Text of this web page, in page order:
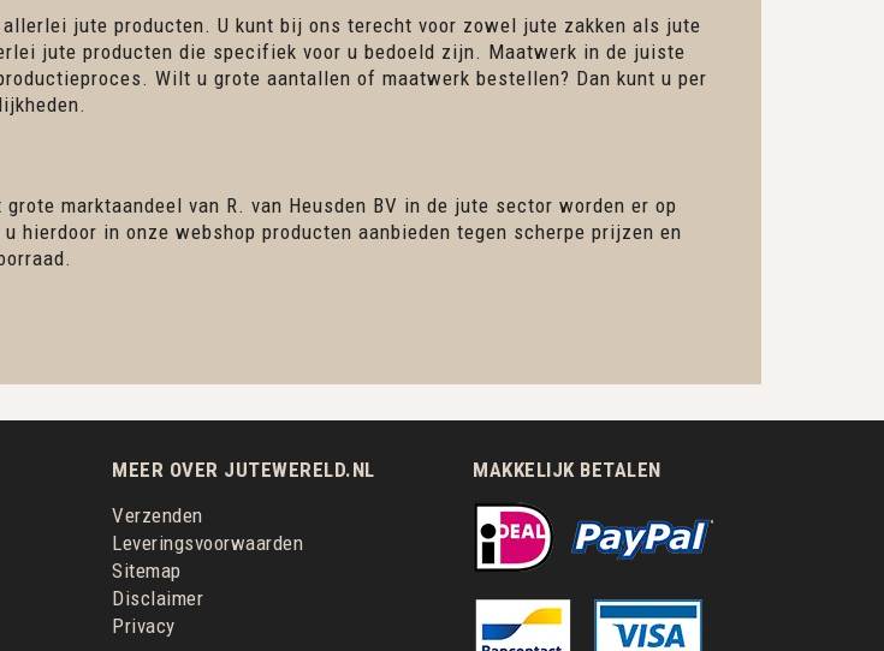
jute producten. U kunt bij ons terecht voor zowel jute zakken als jute
jute producten die specifiek voor u bedoeld zijn. Maatwerk in de juiste
Wilt u grote aantallen of maatwerk bestellen? Dan kunt u per
marktaandeel van R. van Heusden BV in de jute sector worden er op
in onze webshop producten aanbieden tegen scherpe prijzen en
MEER OVER JUTEWERELD.NL
Verzenden
Leveringsvoorwaarden
Sitemap
Disclaimer
Privacy
MAKKELIJK BETALEN